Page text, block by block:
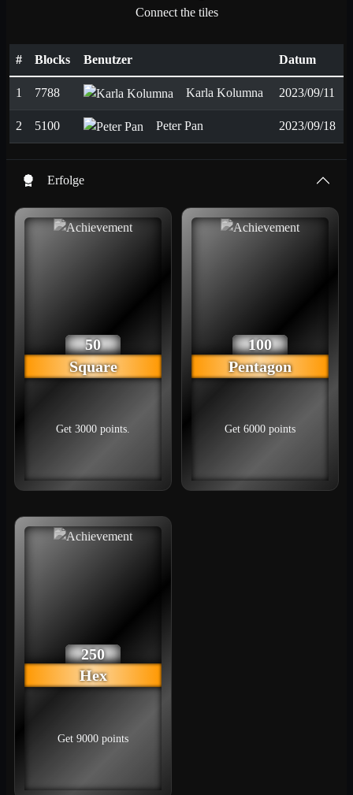
Connect the tiles
# Blocks Benutzer Datum
1 7788 Karla Kolumna 2023/09/11
2 5100 Peter Pan 2023/09/18
Erfolge
50
Square
Get 3000 points.
100
Pentagon
Get 6000 points
250
Hex
Get 9000 points